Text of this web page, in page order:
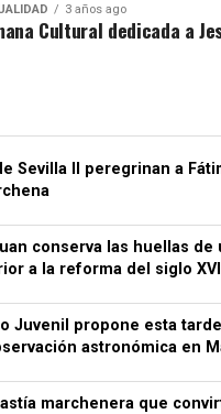
3 años ago
Cultural dedicada a
Sevilla II peregrinan a
conserva las huellas de
a la reforma del siglo XVI
Juvenil propone esta
astronómica en
marchenera que